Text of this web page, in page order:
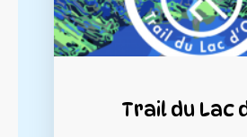
Trail du Lac